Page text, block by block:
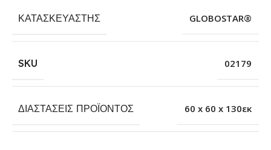
ΚΑΤΑΣΚΕΥΑΣΤΉΣ GLOBOSTAR®
SKU 02179
ΔΙΑΣΤΆΣΕΙΣ ΠΡΟΪΌΝΤΟΣ 60 x 60 x 130εκ